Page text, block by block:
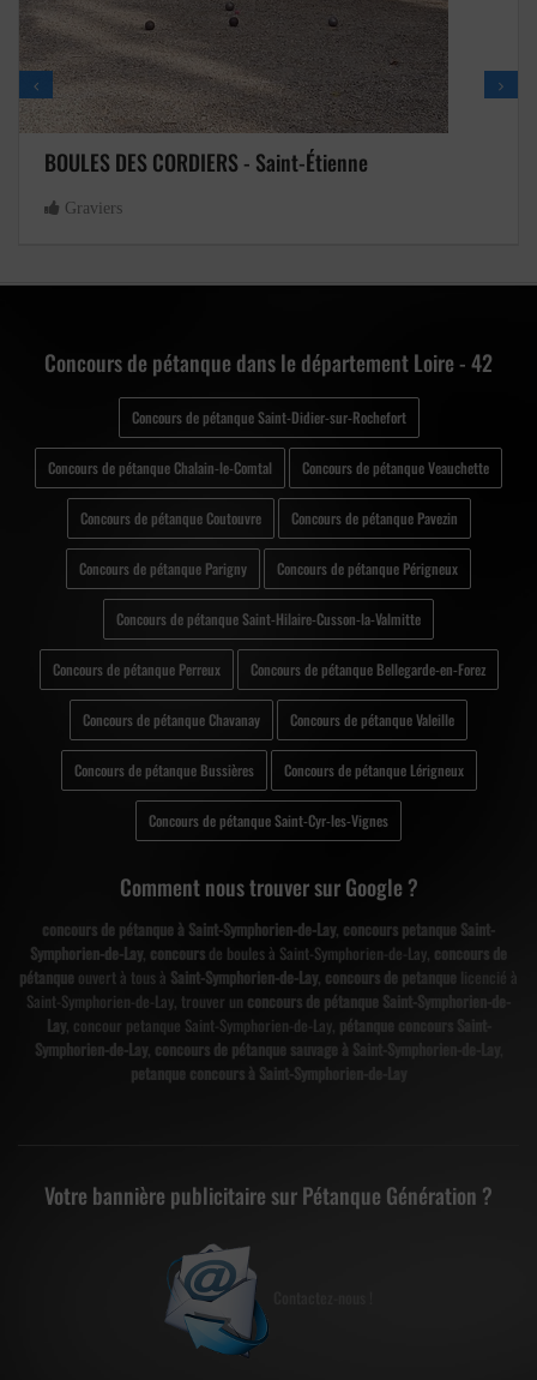
BOULES DES CORDIERS - Saint-Étienne
Graviers
Concours de pétanque dans le département Loire - 42
Concours de pétanque Saint-Didier-sur-Rochefort
Concours de pétanque Chalain-le-Comtal Concours de pétanque Veauchette
Concours de pétanque Coutouvre Concours de pétanque Pavezin
Concours de pétanque Parigny Concours de pétanque Périgneux
Concours de pétanque Saint-Hilaire-Cusson-la-Valmitte
Concours de pétanque Perreux Concours de pétanque Bellegarde-en-Forez
Concours de pétanque Chavanay Concours de pétanque Valeille
Concours de pétanque Bussières Concours de pétanque Lérigneux
Concours de pétanque Saint-Cyr-les-Vignes
Comment nous trouver sur Google ?
concours de pétanque à Saint-Symphorien-de-Lay, concours petanque Saint-
Symphorien-de-Lay, concours de boules à Saint-Symphorien-de-Lay, concours de
pétanque ouvert à tous à Saint-Symphorien-de-Lay, concours de petanque licencié à
Saint-Symphorien-de-Lay, trouver un concours de pétanque Saint-Symphorien-de-
Lay, concour petanque Saint-Symphorien-de-Lay, pétanque concours Saint-
Symphorien-de-Lay, concours de pétanque sauvage à Saint-Symphorien-de-Lay
petanque concours à Saint-Symphorien-de-Lay
Votre bannière publicitaire sur Pétanque Génération ?